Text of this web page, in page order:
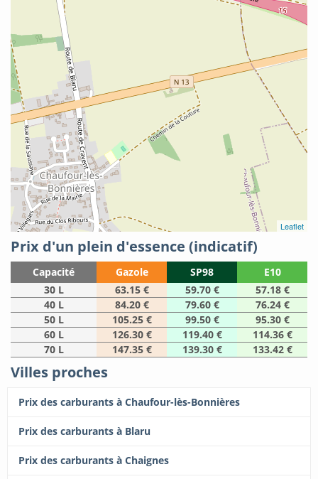
Leaflet
Prix d'un plein d'essence (indicatif)
Capacité Gazole SP98
E10
30 L
63.15 € 59.70 €
57.18 €
40 L
84.20 € 79.60 €
76.24 €
50 L
105.25 € 99.50 €
95.30 €
60 L
126.30 € 119.40 €
114.36 €
70 L
147.35 € 139.30 € 133.42 €
Villes proches
Prix des carburants à Chaufour-lès-Bonnières
Prix des carburants à Blaru
Prix des carburants à Chaignes